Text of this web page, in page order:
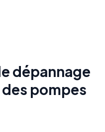
dépannage
pompes